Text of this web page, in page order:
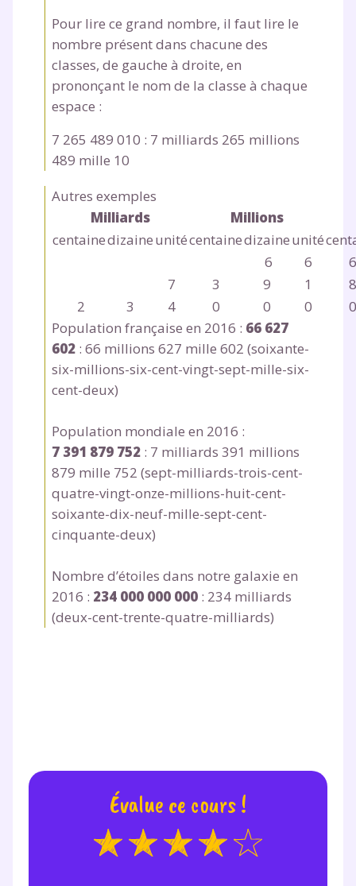
Pour lire ce grand nombre, il faut lire le
nombre présent dans chacune des
classes, de gauche à droite, en
prononçant le nom de la classe à chaque
espace :
7 265 489 010 : 7 milliards 265 millions
489 mille 10
Autres exemples
Milliards
Millions
centainedizaineunitécentainedizaineunité
6
6
6
7
3 9 1
8
2
3 4 0 0 0
0
Population française en 2016 : 66 627
602 : 66 millions 627 mille 602 (soixante-
six-millions-six-cent-vingt-sept-mille-six-
cent-deux)
Population mondiale en 2016 :
7 391 879 752 : 7 milliards 391 millions
879 mille 752 (sept-milliards-trois-cent-
quatre-vingt-onze-millions-huit-cent-
soixante-dix-neuf-mille-sept-cent-
cinquante-deux)
Nombre d’étoiles dans notre galaxie en
2016 : 234 000 000 000 : 234 milliards
(deux-cent-trente-quatre-milliards)
Évalue ce cours !
Fermer
Envie de progresser
et de réussir votre
année scolaire ?
pendant 24h notre
plateforme de soutien
Des profs expérimentés disponibles
à la demande par tchat, audio ou
vidéo